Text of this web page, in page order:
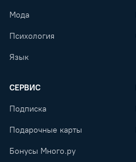
Мода
Психология
Язык
СЕРВИС
Подписка
Подарочные карты
Бонусы Много.ру